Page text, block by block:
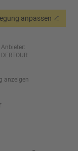
anpassen
Anbieter:
DERTOUR
anzeigen